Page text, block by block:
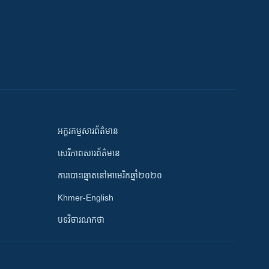
អក្ខរកម្មសារព័ត៌មាន
សេរីភាពសារព័ត៌មាន
ការបោះឆ្នោតនៅអាមេរិកឆ្នាំ២០២០
Khmer-English
បទវិចារណកថា